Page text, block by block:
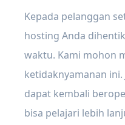
Kepada pelanggan
hosting Anda
waktu. Kami mohon
ketidaknyamanan ini.
dapat kembali
bisa pelajari lebih